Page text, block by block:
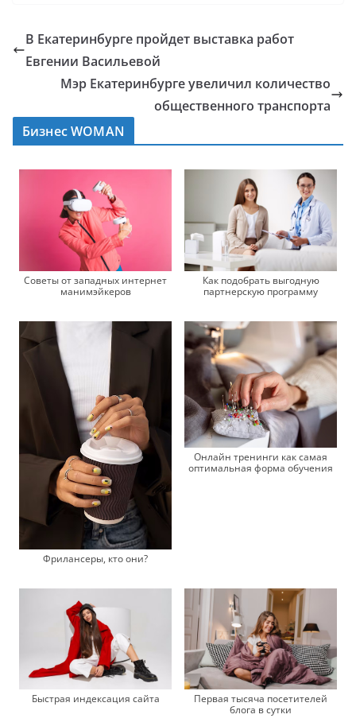
В Екатеринбурге пройдет выставка работ
Евгении Васильевой
Мэр Екатеринбурге увеличил количество
общественного транспорта
Бизнес WOMAN
Советы от западных интернет
манимэйкеров
Как подобрать выгодную
партнерскую программу
Фрилансеры, кто они?
Онлайн тренинги как самая
оптимальная форма обучения
Быстрая индексация сайта
Первая тысяча посетителей
блога в сутки